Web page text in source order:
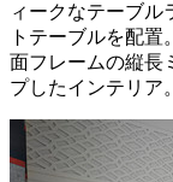
ィークなテーブル
トテーブルを配
面フレームの縦長
プしたインテリア。